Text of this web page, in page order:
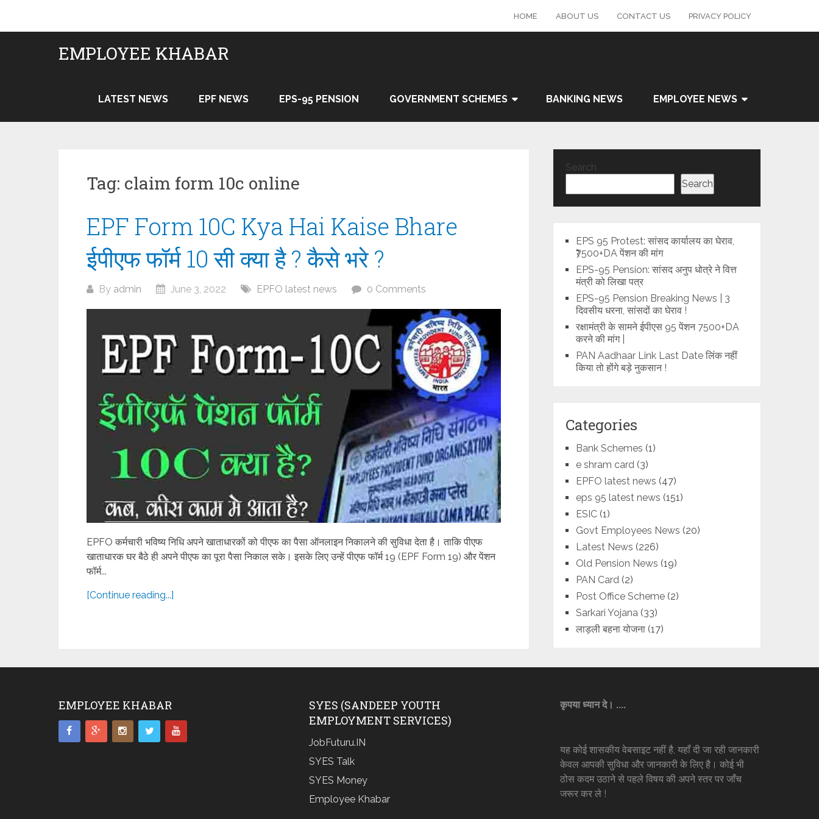
content
HOME ABOUT US CONTACT US PRIVACY POLICY
EMPLOYEE KHABAR
LATEST NEWS EPF NEWS EPS-95 PENSION GOVERNMENT SCHEMES BANKING NEWS EMPLOYEE NEWS
Tag: claim form 10c online
EPF Form 10C Kya Hai Kaise Bhare
ईपीएफ फॉर्म 10 सी क्या है ? कैसे भरे ?
By admin June 3, 2022 EPFO latest news 0 Comments
EPFO कर्मचारी भविष्य निधि अपने खाताधारकों को पीएफ का पैसा ऑनलाइन निकालने की सुविधा देता है। ताकि पीएफ
खाताधारक घर बैठे ही अपने पीएफ का पूरा पैसा निकाल सके। इसके लिए उन्हें पीएफ फॉर्म 19 (EPF Form 19) और पेंशन
फॉर्म...
[Continue reading...]
Search
Search
EPS 95 Protest: सांसद कार्यालय का घेराव,
₹7500+DA पेंशन की मांग
EPS-95 Pension: सांसद अनुप धोत्रे ने वित्त
मंत्री को लिखा पत्र
EPS-95 Pension Breaking News | 3
दिवसीय धरना, सांसदों का घेराव !
रक्षामंत्री के सामने ईपीएस 95 पेंशन 7500+DA
करने की मांग |
PAN Aadhaar Link Last Date लिंक नहीं
किया तो होंगे बड़े नुकसान !
Categories
Bank Schemes (1)
e shram card (3)
EPFO latest news (47)
eps 95 latest news (151)
ESIC (1)
Govt Employees News (20)
Latest News (226)
Old Pension News (19)
PAN Card (2)
Post Office Scheme (2)
Sarkari Yojana (33)
लाड़ली बहना योजना (17)
EMPLOYEE KHABAR
SYES (SANDEEP YOUTH
EMPLOYMENT SERVICES)
JobFuturu.IN
SYES Talk
SYES Money
Employee Khabar
कृपया ध्यान दे। ....
यह कोई शासकीय वेबसाइट नहीं है, यहाँ दी जा रही जानकारी
केवल आपकी सुविधा और जानकारी के लिए है। कोई भी
ठोस कदम उठाने से पहले विषय की अपने स्तर पर जाँच
जरूर कर ले !